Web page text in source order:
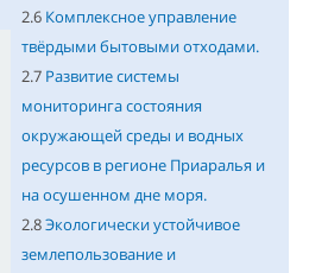
2.6 Комплексное управление
твёрдыми бытовыми отходами.
2.7 Развитие системы
мониторинга состояния
окружающей среды и водных
ресурсов в регионе Приаралья и
на осушенном дне моря.
2.8Экологически устойчивое
землепользование и